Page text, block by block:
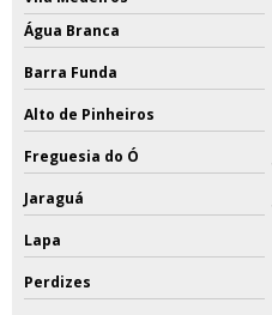
Água Branca
Barra Funda
Alto de Pinheiros
Freguesia do Ó
Jaraguá
Lapa
Perdizes